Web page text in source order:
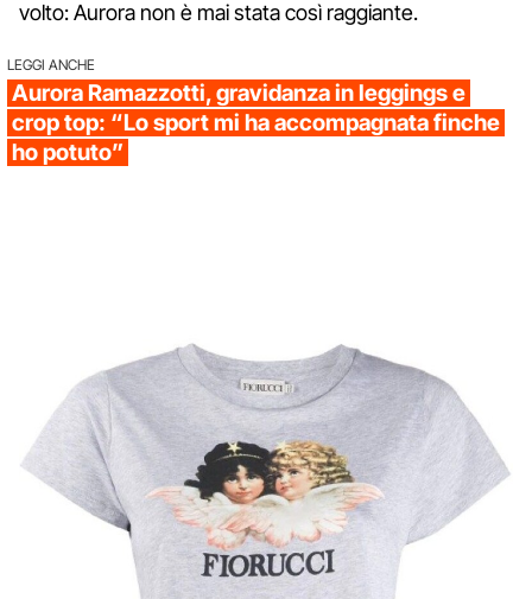
volto: Aurora non è mai stata così raggiante.
LEGGI ANCHE
Aurora Ramazzotti, gravidanza in leggings e
crop top: “Lo sport mi ha accompagnata finche
ho potuto”